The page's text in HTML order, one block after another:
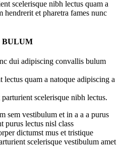
scelerisque nibh lectus quam a
hendrerit et pharetra fames nunc
BULUM
dui adipiscing convallis bulum
lectus quam a natoque adipiscing a
scelerisque nibh lectus.
sem vestibulum et in a a a purus
purus lectus nisl class
dictumst mus et tristique
scelerisque vestibulum amet